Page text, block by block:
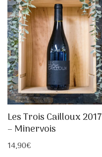
Les Trois Cailloux 2017
– Minervois
14,90€